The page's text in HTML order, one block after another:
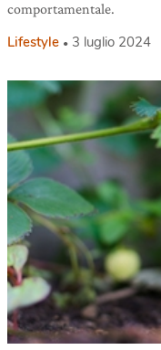
comportamentale.
Lifestyle 3 luglio 2024